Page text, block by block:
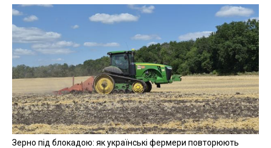
Зерно під блокадою: як українські фермери повторюють